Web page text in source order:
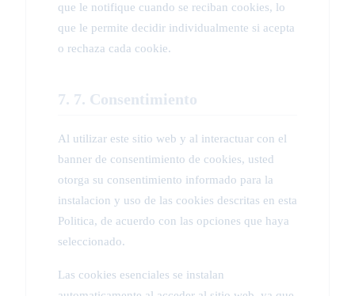
que le notifique cuando se reciban cookies, lo
que le permite decidir individualmente si acepta
o rechaza cada cookie.
7. 7. Consentimiento
Al utilizar este sitio web y al interactuar con el
banner de consentimiento de cookies, usted
otorga su consentimiento informado para la
instalacion y uso de las cookies descritas en esta
Politica, de acuerdo con las opciones que haya
seleccionado.
Las cookies esenciales se instalan